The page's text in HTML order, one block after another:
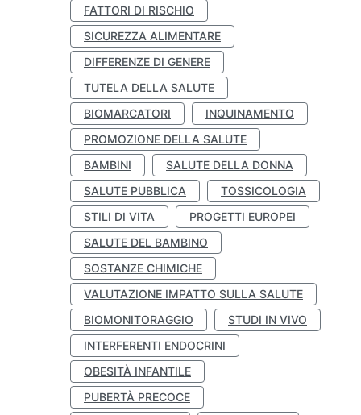
FATTORI DI RISCHIO
SICUREZZA ALIMENTARE
DIFFERENZE DI GENERE
TUTELA DELLA SALUTE
BIOMARCATORI
INQUINAMENTO
PROMOZIONE DELLA SALUTE
BAMBINI
SALUTE DELLA DONNA
SALUTE PUBBLICA
TOSSICOLOGIA
STILI DI VITA
PROGETTI EUROPEI
SALUTE DEL BAMBINO
SOSTANZE CHIMICHE
VALUTAZIONE IMPATTO SULLA SALUTE
BIOMONITORAGGIO
STUDI IN VIVO
INTERFERENTI ENDOCRINI
OBESITÀ INFANTILE
PUBERTÀ PRECOCE